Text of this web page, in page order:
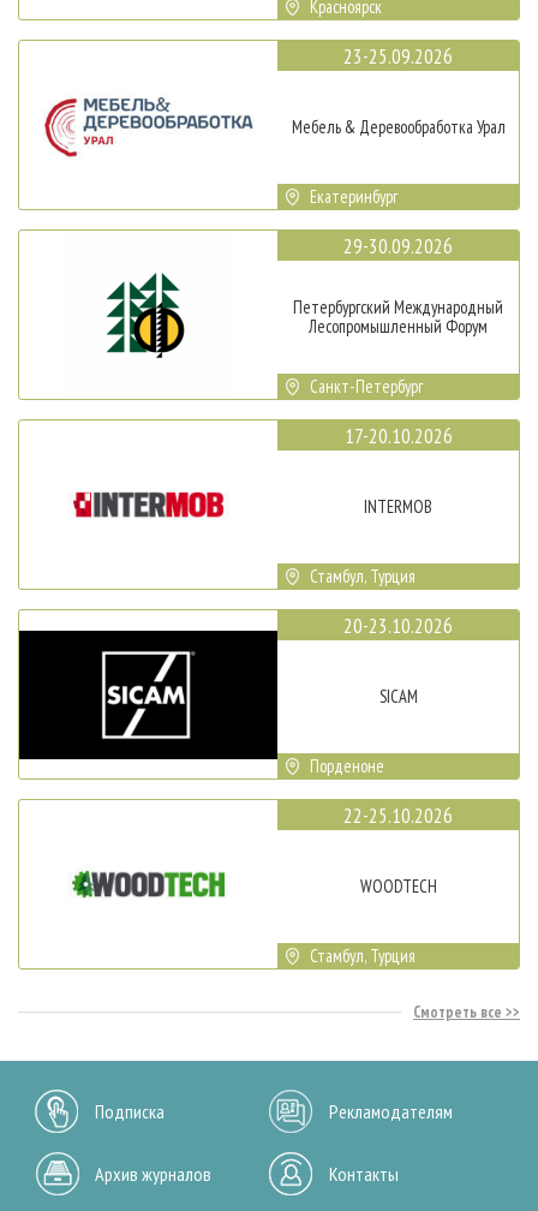
Красноярск
23-25.09.2026
Мебель & Деревообработка Урал
Екатеринбург
29-30.09.2026
Петербургский Международный
Лесопромышленный Форум
Санкт-Петербург
17-20.10.2026
INTERMOB
Стамбул, Турция
20-23.10.2026
SICAM
Порденоне
22-25.10.2026
WOODTECH
Стамбул, Турция
Смотреть все
Подписка Рекламодателям
Архив журналов Контакты